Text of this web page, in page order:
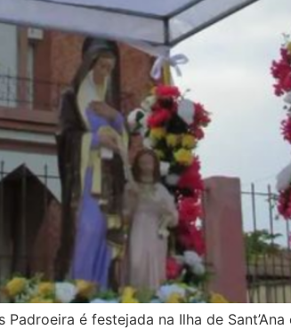
é festejada na Ilha de